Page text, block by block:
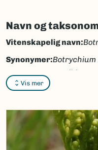
Navn og
Vis mer
Vitenskapelig navn:
Synonymer:
(J.Milde) Fr.,
Nynorsk: fjellmarinøkkel
Nordsamisk/